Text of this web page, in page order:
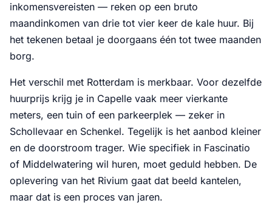
inkomensvereisten — reken op een bruto
maandinkomen van drie tot vier keer de kale huur. Bij
het tekenen betaal je doorgaans één tot twee maanden
borg.
Het verschil met Rotterdam is merkbaar. Voor dezelfde
huurprijs krijg je in Capelle vaak meer vierkante
meters, een tuin of een parkeerplek — zeker in
Schollevaar en Schenkel. Tegelijk is het aanbod kleiner
en de doorstroom trager. Wie specifiek in Fascinatio
of Middelwatering wil huren, moet geduld hebben. De
oplevering van het Rivium gaat dat beeld kantelen,
maar dat is een proces van jaren.